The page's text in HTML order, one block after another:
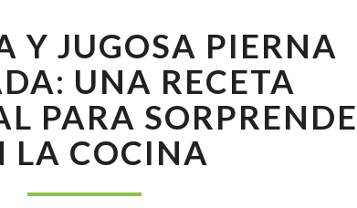
JUGOSA
PIERNA
MECHADA:
UNA
RECETA
PARA
Y JUGOSA PIERNA
UNA RECETA
PARA
LA COCINA